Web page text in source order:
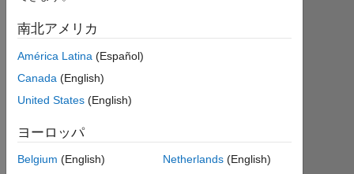
Pekerti
ITB
Following:
南北アメリカ
América Latina (Español)
Canada (English)
United States (English)
ヨーロッパ
Belgium (English)
Netherlands (English)